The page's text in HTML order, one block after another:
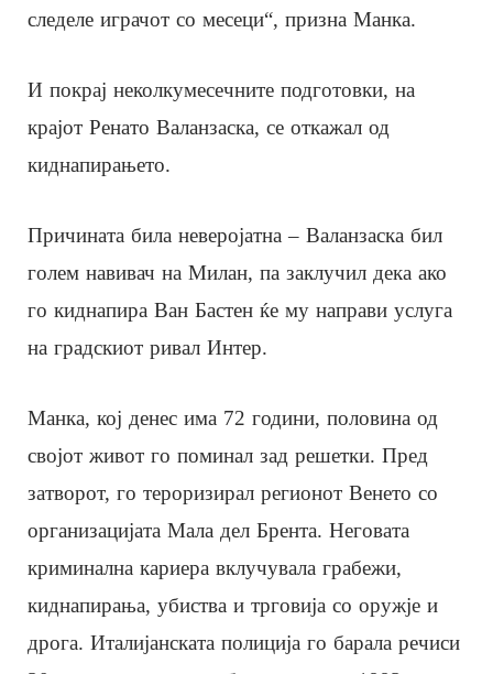
следеле играчот со месеци“, призна Манка.
И покрај неколкумесечните подготовки, на
крајот Ренато Валанзаска, се откажал од
киднапирањето.
Причината била неверојатна – Валанзаска бил
голем навивач на Милан, па заклучил дека ако
го киднапира Ван Бастен ќе му направи услуга
на градскиот ривал Интер.
Манка, кој денес има 72 години, половина од
својот живот го поминал зад решетки. Пред
затворот, го тероризирал регионот Венето со
организацијата Мала дел Брента. Неговата
криминална кариера вклучувала грабежи,
киднапирања, убиства и трговија со оружје и
дрога. Италијанската полиција го барала речиси